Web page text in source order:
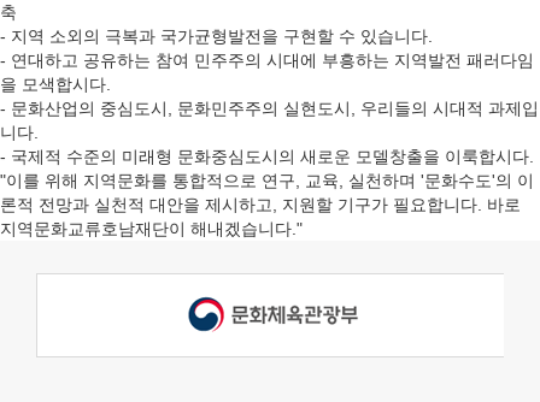
축
- 지역 소외의 극복과 국가균형발전을 구현할 수 있습니다.
- 연대하고 공유하는 참여 민주주의 시대에 부흥하는 지역발전 패러다임
을 모색합시다.
- 문화산업의 중심도시, 문화민주주의 실현도시, 우리들의 시대적 과제입
니다.
- 국제적 수준의 미래형 문화중심도시의 새로운 모델창출을 이룩합시다.
"이를 위해 지역문화를 통합적으로 연구, 교육, 실천하며 '문화수도'의 이
론적 전망과 실천적 대안을 제시하고, 지원할 기구가 필요합니다. 바로
지역문화교류호남재단이 해내겠습니다. "